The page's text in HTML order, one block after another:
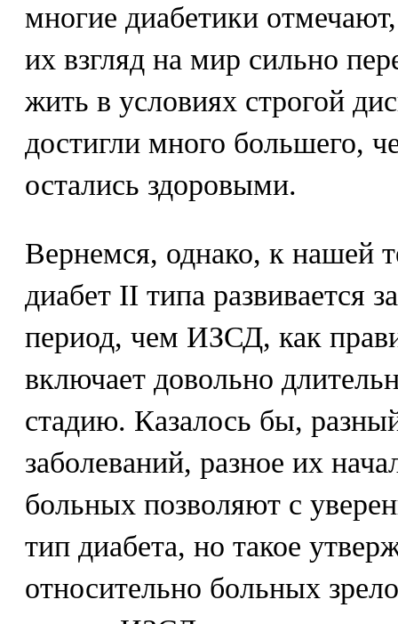
многие диабетики
их взгляд на мир сильно
жить в условиях строгой
достигли много большего,
остались здоровыми.
Вернемся, однако, к нашей
диабет II типа развивается
период, чем ИЗСД, как
включает довольно
стадию. Казалось бы,
заболеваний, разное их
больных позволяют с
тип диабета, но такое
относительно больных